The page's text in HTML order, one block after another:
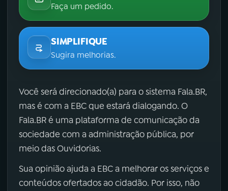
Faça um pedido.
SIMPLIFIQUE
Sugira melhorias.
Você será direcionado(a) para o sistema Fala.BR,
mas é com a EBC que estará dialogando. O
Fala.BR é uma plataforma de comunicação da
sociedade com a administração pública, por
meio das Ouvidorias.
Sua opinião ajuda a EBC a melhorar os serviços e
conteúdos ofertados ao cidadão. Por isso, não